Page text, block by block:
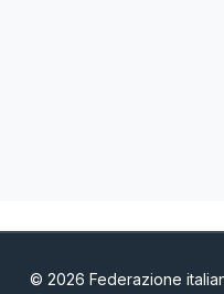
© 2026 Federazione